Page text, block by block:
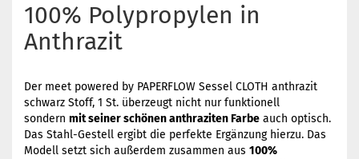
100% Polypropylen in
Anthrazit
Der meet powered by PAPERFLOW Sessel CLOTH anthrazit
schwarz Stoff, 1 St. überzeugt nicht nur funktionell
sondern mit seiner schönen anthraziten Farbe auch optisch.
Das Stahl-Gestell ergibt die perfekte Ergänzung hierzu. Das
Modell setzt sich außerdem zusammen aus 100%